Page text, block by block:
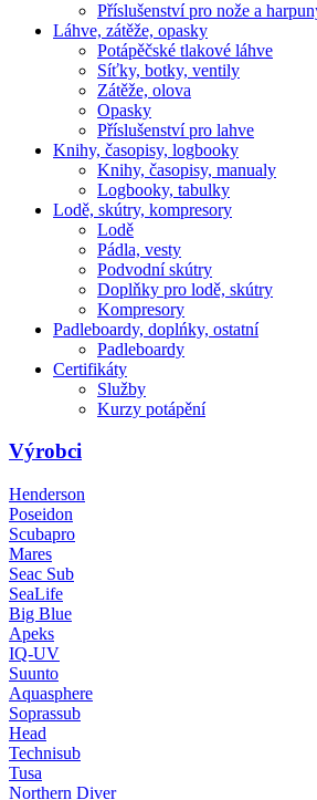
Příslušenství pro nože a
Láhve, zátěže, opasky
Potápěčské tlakové láhve
Síťky, botky, ventily
Zátěže, olova
Opasky
Příslušenství pro lahve
Knihy, časopisy, logbooky
Knihy, časopisy, manualy
Logbooky, tabulky
Lodě, skútry, kompresory
Lodě
Pádla, vesty
Podvodní skútry
Doplňky pro lodě, skútry
Kompresory
Padleboardy, doplńky, ostatní
Padleboardy
Certifikáty
Služby
Kurzy potápění
Výrobci
Henderson
Poseidon
Scubapro
Mares
Seac Sub
SeaLife
Big Blue
Apeks
IQ-UV
Suunto
Aquasphere
Soprassub
Head
Technisub
Tusa
Northern Diver